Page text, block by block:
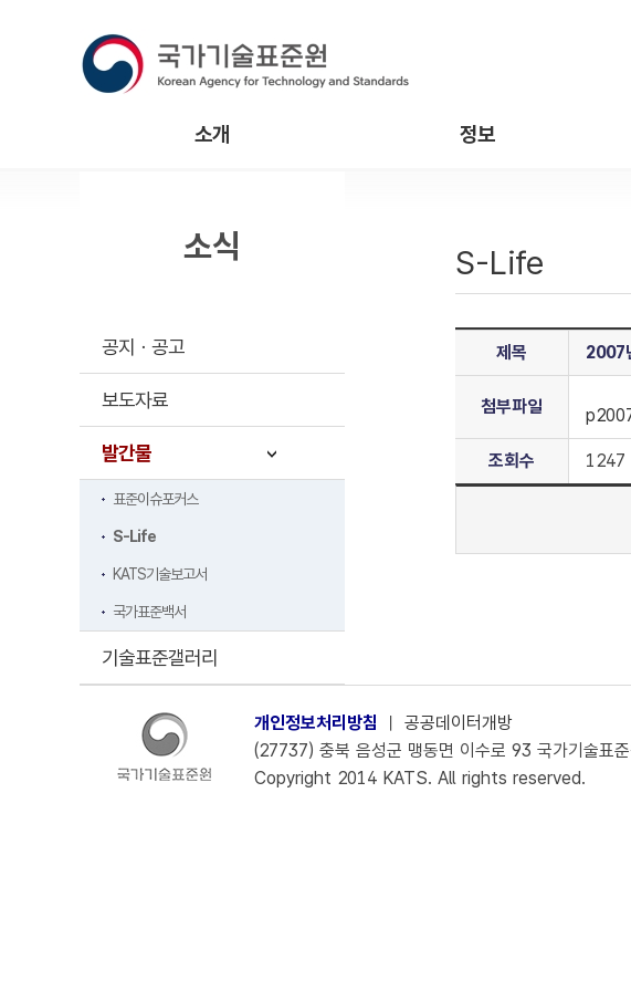
소개 정보
S-Life
제목 2007
첨부파일
조회수 1247
소식
공지ㆍ공고
보도자료
발간물
표준이슈포커스
S-Life
KATS기술보고서
국가표준백서
기술표준갤러리
개인정보처리방침 ㅣ 공공데이터개방
(27737) 충북 음성군 맹동면 이수로 93 국가기술
Copyright 2014 KATS. All rights reserved.